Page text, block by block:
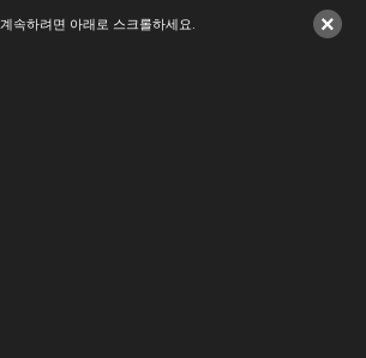
×
계속하려면 아래로 스크롤하세요.